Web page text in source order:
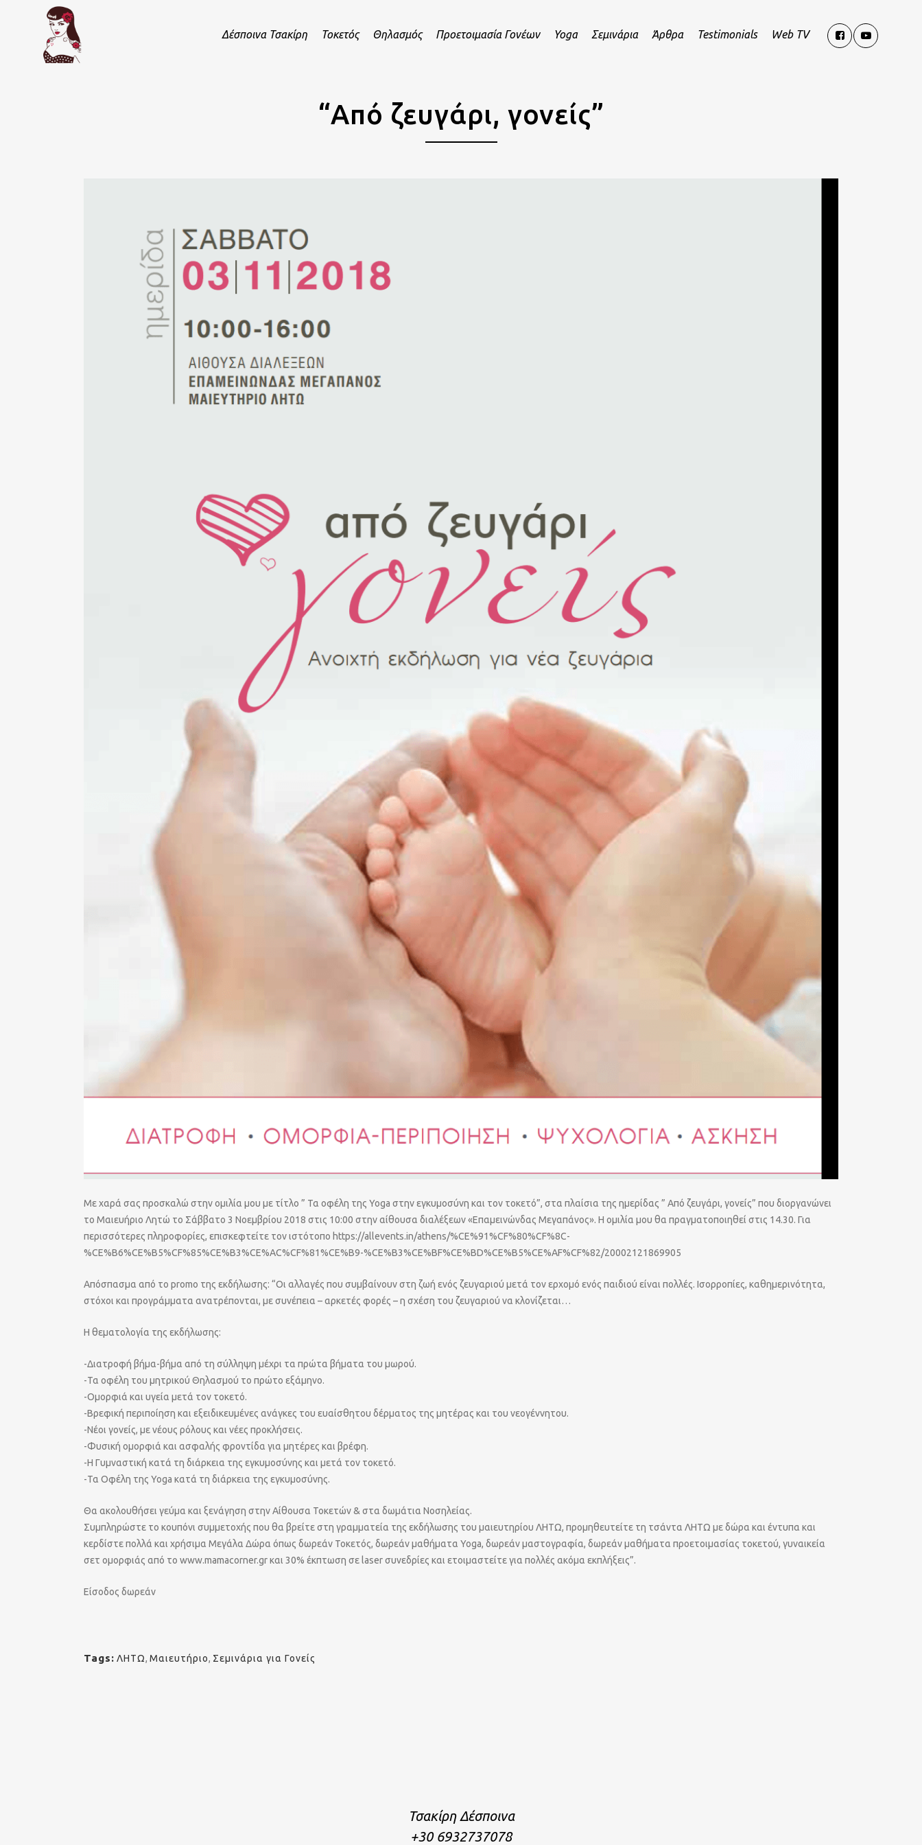
Δέσποινα Τσακίρη Τοκετός Θηλασμός Προετοιμασία Γονέων Yoga Σεμινάρια Άρθρα Testimonials Web TV
“Από ζευγάρι, γονείς”
Με χαρά σας προσκαλώ στην ομιλία μου με τίτλο ” Τα οφέλη της Yoga στην εγκυμοσύνη και τον τοκετό”, στα πλαίσια της ημερίδας ” Από ζευγάρι, γονείς” που διοργανώνει
το Μαιευήριο Λητώ το Σάββατο 3 Νοεμβρίου 2018 στις 10:00 στην αίθουσα διαλέξεων «Επαμεινώνδας Μεγαπάνος». Η ομιλία μου θα πραγματοποιηθεί στις 14.30. Για
περισσότερες πληροφορίες, επισκεφτείτε τον ιστότοπο https://allevents.in/athens/%CE%91%CF%80%CF%8C-
%CE%B6%CE%B5%CF%85%CE%B3%CE%AC%CF%81%CE%B9-%CE%B3%CE%BF%CE%BD%CE%B5%CE%AF%CF%82/20002121869905
Απόσπασμα από το promo της εκδήλωσης: “Οι αλλαγές που συμβαίνουν στη ζωή ενός ζευγαριού μετά τον ερχομό ενός παιδιού είναι πολλές. Ισορροπίες, καθημερινότητα,
στόχοι και προγράμματα ανατρέπονται, με συνέπεια – αρκετές φορές – η σχέση του ζευγαριού να κλονίζεται…
Η θεματολογία της εκδήλωσης:
-Διατροφή βήμα-βήμα από τη σύλληψη μέχρι τα πρώτα βήματα του μωρού.
-Τα οφέλη του μητρικού Θηλασμού το πρώτο εξάμηνο.
-Ομορφιά και υγεία μετά τον τοκετό.
-Βρεφική περιποίηση και εξειδικευμένες ανάγκες του ευαίσθητου δέρματος της μητέρας και του νεογέννητου.
-Νέοι γονείς, με νέους ρόλους και νέες προκλήσεις.
-Φυσική ομορφιά και ασφαλής φροντίδα για μητέρες και βρέφη.
-Η Γυμναστική κατά τη διάρκεια της εγκυμοσύνης και μετά τον τοκετό.
-Τα Οφέλη της Yoga κατά τη διάρκεια της εγκυμοσύνης.
Θα ακολουθήσει γεύμα και ξενάγηση στην Αίθουσα Τοκετών & στα δωμάτια Νοσηλείας.
Συμπληρώστε το κουπόνι συμμετοχής που θα βρείτε στη γραμματεία της εκδήλωσης του μαιευτηρίου ΛΗΤΩ, προμηθευτείτε τη τσάντα ΛΗΤΩ με δώρα και έντυπα και
κερδίστε πολλά και χρήσιμα Μεγάλα Δώρα όπως δωρεάν Τοκετός, δωρεάν μαθήματα Yoga, δωρεάν μαστογραφία, δωρεάν μαθήματα προετοιμασίας τοκετού, γυναικεία
σετ ομορφιάς από το www.mamacorner.gr και 30% έκπτωση σε laser συνεδρίες και ετοιμαστείτε για πολλές ακόμα εκπλήξεις”.
Είσοδος δωρεάν
Tags: ΛΗΤΩ, Μαιευτήριο, Σεμινάρια για Γονείς
Τσακίρη Δέσποινα
+30 6932737078